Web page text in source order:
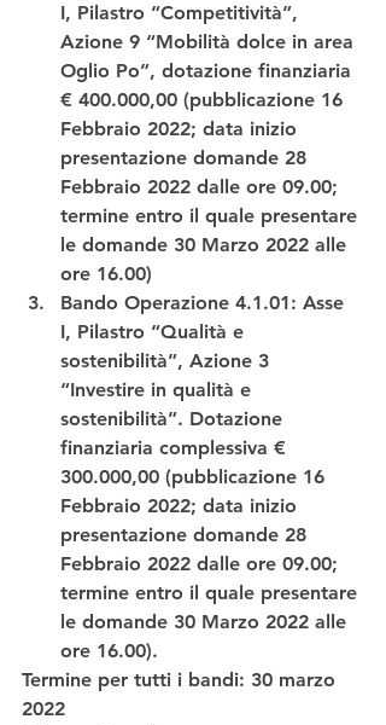
I, Pilastro “Competitività”,
Azione 9 “Mobilità dolce in area
Oglio Po”, dotazione finanziaria
€ 400.000,00 (pubblicazione 16
Febbraio 2022; data inizio
presentazione domande 28
Febbraio 2022 dalle ore 09.00;
termine entro il quale presentare
le domande 30 Marzo 2022 alle
ore 16.00)
Bando Operazione 4.1.01: Asse
I, Pilastro “Qualità e
sostenibilità”, Azione 3
“Investire in qualità e
sostenibilità”. Dotazione
finanziaria complessiva €
300.000,00 (pubblicazione 16
Febbraio 2022; data inizio
presentazione domande 28
Febbraio 2022 dalle ore 09.00;
termine entro il quale presentare
le domande 30 Marzo 2022 alle
ore 16.00).
Termine per tutti i bandi: 30 marzo
2022